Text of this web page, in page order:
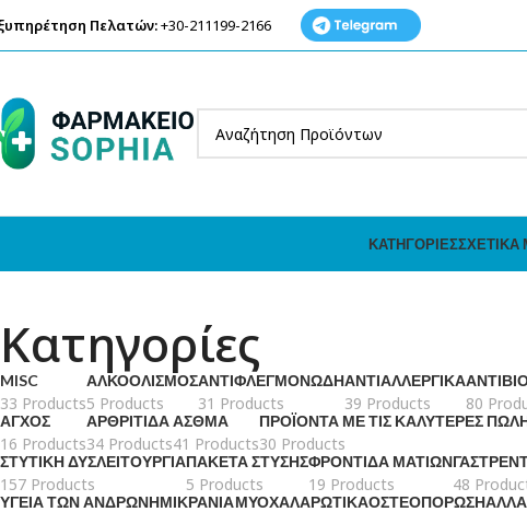
Πελατών:+30-211199-2166
ΚΑΤΗΓΟΡΊΕΣ
Κατηγορίες
MISC
33 Products
ΑΛΚΟΟΛΙΣΜΌΣ
5 Products
ΑΝΤΙΦΛΕΓΜΟΝΏΔΗ
31 Products
ΑΝΤΙΑΛΛΕΡΓΙΚΆ
39 Products 80
ΆΓΧΟΣ
16 Products
ΑΡΘΡΊΤΙΔΑ
34 Products
ΆΣΘΜΑ
41 Products
ΠΡΟΪΌΝΤΑ ΜΕ ΤΙΣ ΚΑΛΎΤΕΡΕΣ
30 Products
ΣΤΥΤΙΚΉ ΔΥΣΛΕΙΤΟΥΡΓΊΑ
157 Products
ΠΑΚΈΤΑ ΣΤΎΣΗΣ
5 Products
ΦΡΟΝΤΊΔΑ ΜΑΤΙΏΝ
19 Products 48
ΥΓΕΊΑ ΤΩΝ ΑΝΔΡΏΝΗΜΙΚΡΑΝΊΑΜΥΟΧΑΛΑΡΩΤΙΚΆΟΣΤΕΟΠΌΡΩΣΗΆΛΛΑ